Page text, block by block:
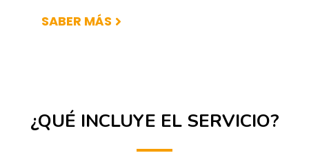
SABER MÁS
¿QUÉ INCLUYE EL SERVICIO?